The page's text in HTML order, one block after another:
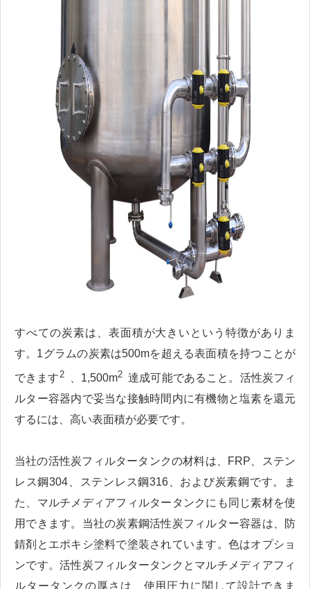
すべての炭素は、表面積が大きいという特徴がありま
す。1グラムの炭素は500mを超える表面積を持つことが
できます2、1,500m2達成可能であること。活性炭フィ
ルター容器内で妥当な接触時間内に有機物と塩素を還元
するには、高い表面積が必要です。
当社の活性炭フィルタータンクの材料は、FRP、ステン
レス鋼304、ステンレス鋼316、および炭素鋼です。ま
た、マルチメディアフィルタータンクにも同じ素材を使
用できます。当社の炭素鋼活性炭フィルター容器は、防
錆剤とエポキシ塗料で塗装されています。色はオプショ
ンです。活性炭フィルタータンクとマルチメディアフィ
ルタータンクの厚さは、使用圧力に関して設計できま